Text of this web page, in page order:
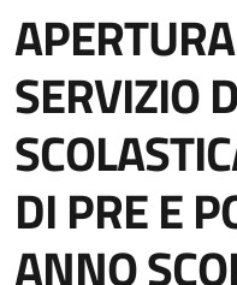
SERVIZIO
DI PRE E
ANNO